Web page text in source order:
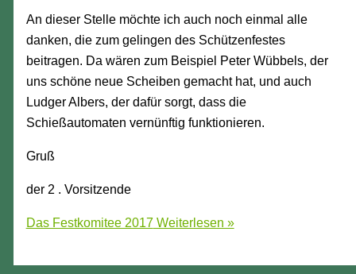
An dieser Stelle möchte ich auch noch einmal alle
danken, die zum gelingen des Schützenfestes
beitragen. Da wären zum Beispiel Peter Wübbels, der
uns schöne neue Scheiben gemacht hat, und auch
Ludger Albers, der dafür sorgt, dass die
Schießautomaten vernünftig funktionieren.
Gruß
der 2 . Vorsitzende
Das Festkomitee 2017Weiterlesen »